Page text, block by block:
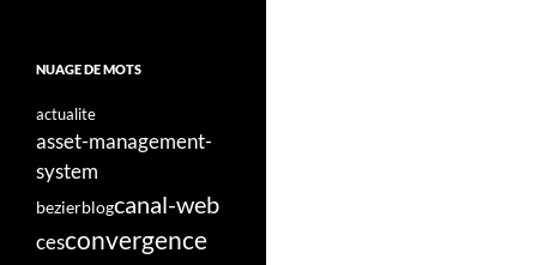
NUAGE DE MOTS
actualite
asset-management-
system
bezierblogcanal-web
cesconvergence